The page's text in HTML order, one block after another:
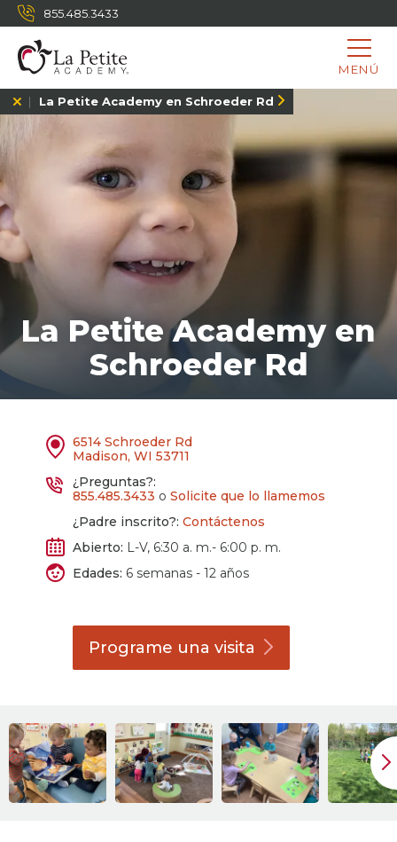
855.485.3433
MENÚ
La Petite Academy en Schroeder Rd
La Petite Academy en
Schroeder Rd
6514 Schroeder Rd
Madison, WI 53711
¿Preguntas?:
855.485.3433 o Solicite que lo llamemos
¿Padre inscrito?: Contáctenos
Abierto: L-V, 6:30 a. m.- 6:00 p. m.
Edades: 6 semanas - 12 años
Programe unavisita